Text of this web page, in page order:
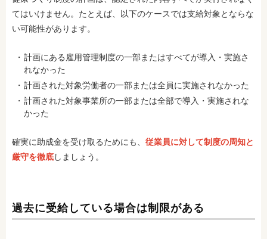
てはいけません。たとえば、以下のケースでは支給対象とならな
い可能性があります。
計画にある雇用管理制度の一部またはすべてが導入・実施さ
れなかった
計画された対象労働者の一部または全員に実施されなかった
計画された対象事業所の一部または全部で導入・実施されな
かった
確実に助成金を受け取るためにも、 従業員に対して制度の周知と
厳守を徹底しましょう。
過去に受給している場合は制限がある